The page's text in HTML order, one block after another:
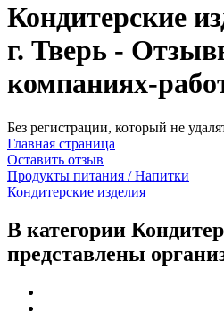
Кондитерские
г. Тверь -
компаниях-
Без регистрации, который не
Главная страница
Оставить отзыв
Продукты питания / Напитки
Кондитерские изделия
В категории
представлены